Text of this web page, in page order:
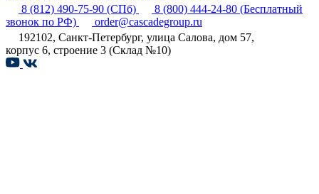
8 (812) 490-75-90 (СПб) 8 (800) 444-24-80 (Бесплатный
звонок по РФ)
order@cascadegroup.ru
192102, Санкт-Петербург, улица Салова, дом 57,
корпус 6, строение 3 (Склад №10)